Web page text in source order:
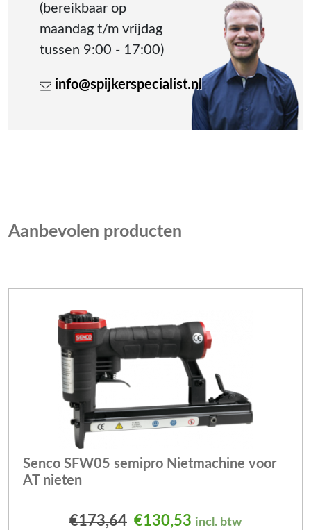
(bereikbaar op
maandag t/m vrijdag
tussen 9:00 - 17:00)
info@spijkerspecialist.nl
Aanbevolen producten
Senco SFW05 semipro Nietmachine voor
AT nieten
€173,64 Oorspronkelijke prijs
€130,53 Huidige prijs is:
incl. btw